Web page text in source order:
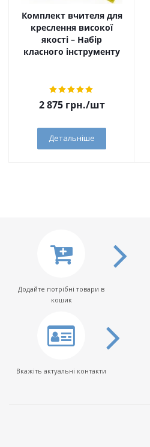
Комплект вчителя для
креслення високої
якості – Набір
класного інструменту
2 875грн./шт
Детальніше
Додайте потрібні товари в
кошик
Вкажіть актуальні контакти